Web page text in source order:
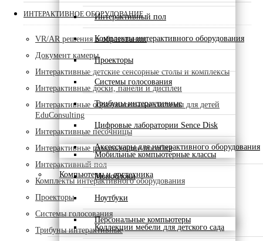
Интерактивный пол
Комплекты интерактивного оборудования
Проекторы
Системы голосования
Трибуны интерактивные
Цифровые лаборатории Sence Disk
Аксессуары для интерактивного оборудования
Компьютеры и оргтехника
Мобильные компьютерные классы
Моноблоки
Ноутбуки
Персональные компьютеры
Коллекции мебели для детского сада
ИНТЕРАКТИВНОЕ ОБОРУДОВАНИЕ
VR/AR решения в образовании
Документ камеры
Интерактивные детские сенсорные столы и комплексы
Интерактивные доски, панели и дисплеи
Интерактивные образовательные системы для детей
EduConsulting
Интерактивные песочницы
Интерактивные развивающие пособия
Интерактивный пол
Комплекты интерактивного оборудования
Проекторы
Системы голосования
Трибуны интерактивные